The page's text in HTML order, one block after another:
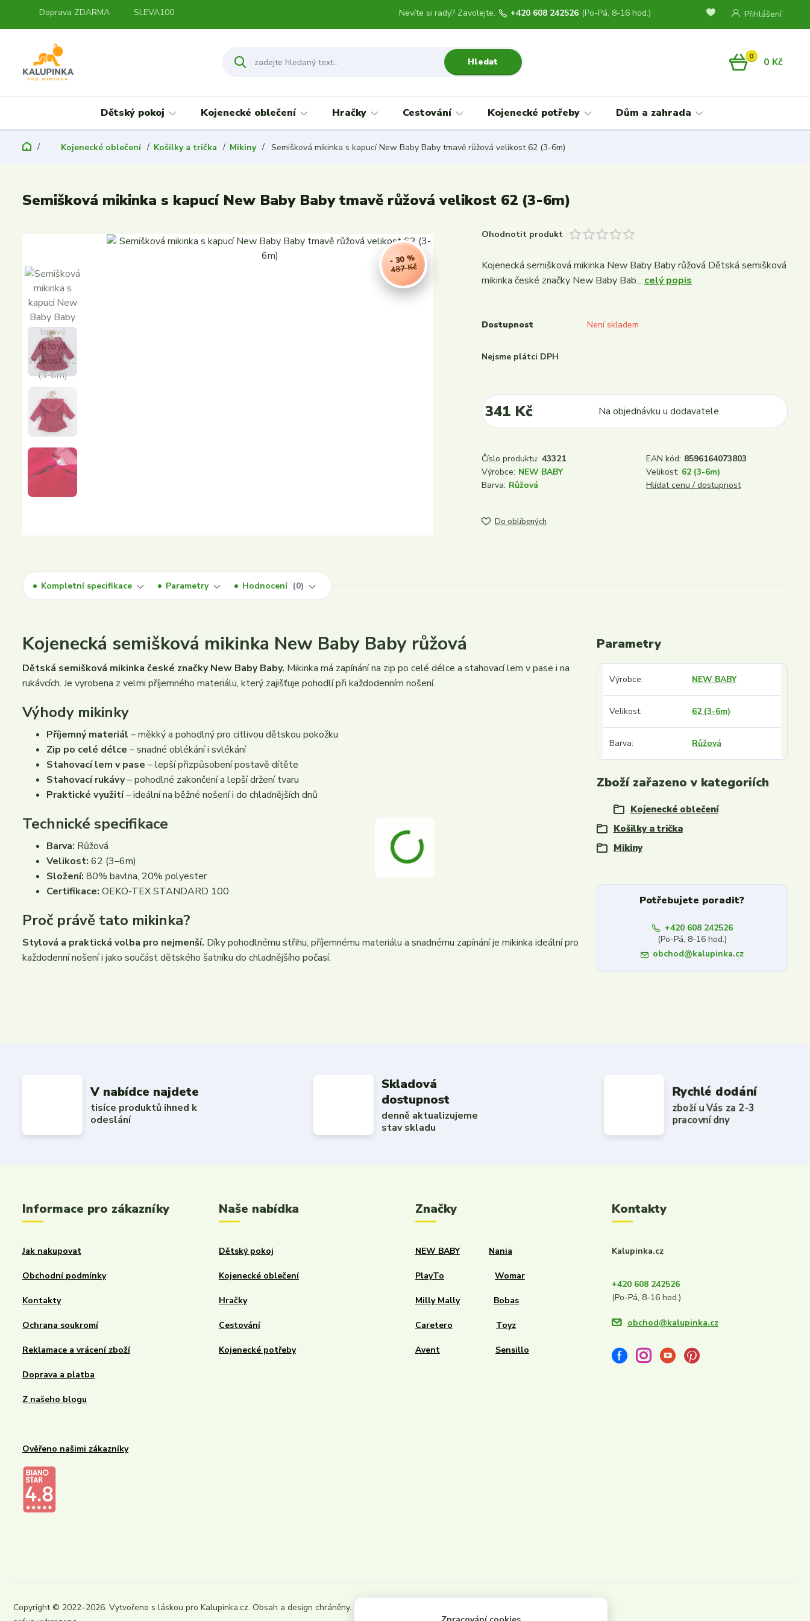
Doprava ZDARMA SLEVA100 Přihlášení
Hledat
Nevíte si rady? Zavolejte. +420 608 242526 (Po-Pá, 8-16 hod.)
0 0 Kč
Dětský pokoj Kojenecké oblečení Hračky Cestování Kojenecké potřeby Dům a zahrada
Kojenecké oblečení Košilky a trička Mikiny Semišková mikinka s kapucí New Baby Baby tmavě růžová velikost 62 (3-6m)
Semišková mikinka s kapucí New Baby Baby tmavě růžová velikost 62 (3-6m)
487 Kč
- 30 %
Ohodnotit produkt
Kojenecká semišková mikinka New Baby Baby růžová Dětská semišková
mikinka české značky New Baby Bab... celý popis
Dostupnost Není skladem
Nejsme plátci DPH
341 Kč Na objednávku u dodavatele
Číslo produktu: 43321 EAN kód: 8596164073803
Výrobce: NEW BABY Velikost: 62 (3-6m)
Barva: Růžová Hlídat cenu / dostupnost
Do oblíbených
Kompletní specifikace Parametry Hodnocení 0
Kojenecká semišková mikinka New Baby Baby růžová
Dětská semišková mikinka české značky New Baby Baby. Mikinka má zapínání na zip po celé délce a stahovací lem v pase i na
rukávcích. Je vyrobena z velmi příjemného materiálu, který zajišťuje pohodlí při každodenním nošení.
Výhody mikinky
Příjemný materiál – měkký a pohodlný pro citlivou dětskou pokožku
Zip po celé délce – snadné oblékání i svlékání
Stahovací lem v pase – lepší přizpůsobení postavě dítěte
Stahovací rukávy– pohodlné zakončení a lepší držení tvaru
Praktické využití– ideální na běžné nošení i do chladnějších dnů
Technické specifikace
Barva: Růžová
Velikost: 62 (3–6m)
Složení: 80% bavlna, 20% polyester
Certifikace: OEKO-TEX STANDARD 100
Proč právě tato mikinka?
Stylová a praktická volba pro nejmenší. Díky pohodlnému střihu, příjemnému materiálu a snadnému zapínání je mikinka ideální pro
každodenní nošení i jako součást dětského šatníku do chladnějšího počasí.
Parametry
Výrobce NEW BABY
Velikost 62 (3-6m)
Barva Růžová
Zboží zařazeno v kategoriích
Kojenecké oblečení
Košilky a trička
Mikiny
Potřebujete poradit?
+420 608 242526
(Po-Pá, 8-16 hod.)
obchod@kalupinka.cz
V nabídce najdete
tisíce produktů ihned k
odeslání
Skladová
dostupnost
denně aktualizujeme
stav skladu
Rychlé dodání
zboží u Vás za 2-3
pracovní dny
Informace pro zákazníky
Jak nakupovat
Obchodní podmínky
Kontakty
Ochrana soukromí
Reklamace a vrácení zboží
Doprava a platba
Z našeho blogu
Ověřeno našimi zákazníky
Naše nabídka
Dětský pokoj
Kojenecké oblečení
Hračky
Cestování
Kojenecké potřeby
Značky
NEW BABY Nania
PlayTo Womar
Milly Mally Bobas
Caretero Toyz
Avent Sensillo
Kontakty
Kalupinka.cz
+420 608 242526
(Po-Pá, 8-16 hod.)
obchod@kalupinka.cz
Copyright © 2022–2026. Vytvořeno s láskou pro Kalupinka.cz. Obsah a design chráněny. Všechna